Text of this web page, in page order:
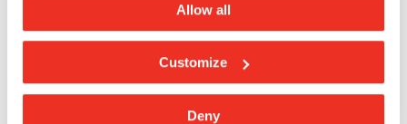
Allow all
Customize
Deny